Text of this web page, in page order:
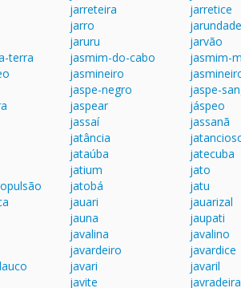
jarreteira
jarretice
jarro
jaruru
jarvão
terra jasmim-do-cabo
jasmim-
jasmineiro
jaspe-negro
jaspe-
jaspear
jáspeo
jassaí
jassanã
jatância
jataúba
jatecuba
jatium
jato
jatobá
jatu
jauari
jauarizal
jauna
jaupati
javalina
javalino
javardeiro
javardice
javari
javaril
javite
javradeira